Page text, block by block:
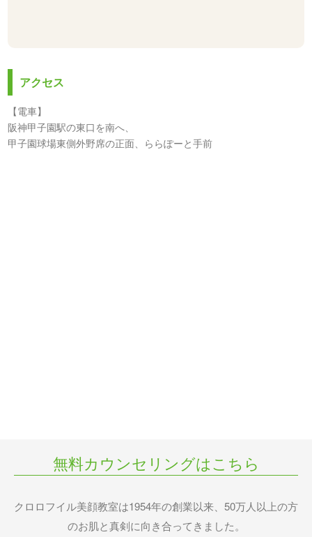
アクセス
【電車】
阪神甲子園駅の東口を南へ、
甲子園球場東側外野席の正面、ららぽーと手前
無料カウンセリングはこちら
クロロフイル美顔教室は1954年の創業以来、50万人以上の方
のお肌と真剣に向き合ってきました。